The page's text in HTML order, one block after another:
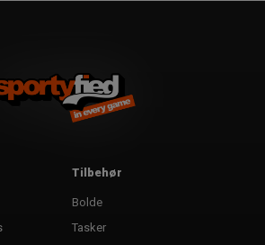
Tilbehør
Bolde
Tasker